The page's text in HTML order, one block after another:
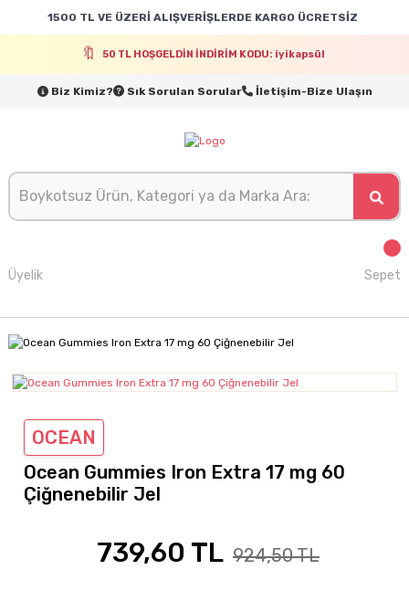
1500 TL VE ÜZERİ ALIŞVERİŞLERDE KARGO ÜCRETSİZ
50 TL HOŞGELDİN İNDİRİM KODU: iyikapsül
Biz Kimiz? Sık Sorulan Sorular İletişim-Bize Ulaşın
Üyelik Sepet
OCEAN
Ocean Gummies Iron Extra 17 mg 60
Çiğnenebilir Jel
739,60 TL 924,50 TL